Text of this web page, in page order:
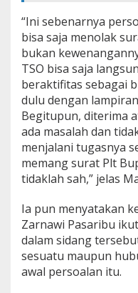
B
u
p
a
t
i
P
a
l
a
s
“Ini sebenarnya
bisa saja menolak
bukan
TSO bisa saja
beraktifitas sebagai
dulu dengan
Begitupun, diterima
ada masalah dan
menjalani tugasnya
memang surat Plt
tidaklah sah,” jelas
Ia pun menyatakan
Zarnawi Pasaribu
dalam sidang
sesuatu maupun
awal persoalan itu.